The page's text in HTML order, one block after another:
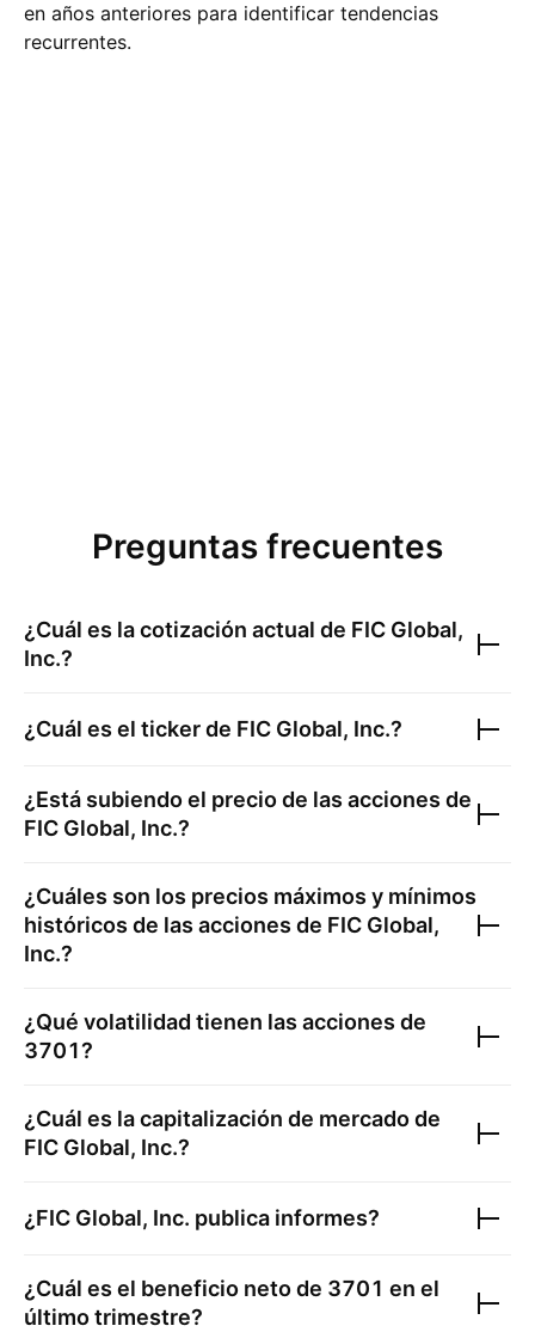
en años anteriores para identificar tendencias
recurrentes.
Preguntas frecuentes
¿Cuál es la cotización actual de FIC Global,
Inc.?
¿Cuál es el ticker de FIC Global, Inc.?
¿Está subiendo el precio de las acciones de
FIC Global, Inc.?
¿Cuáles son los precios máximos y mínimos
históricos de las acciones de FIC Global,
Inc.?
¿Qué volatilidad tienen las acciones de
3701?
¿Cuál es la capitalización de mercado de
FIC Global, Inc.?
¿FIC Global, Inc. publica informes?
¿Cuál es el beneficio neto de 3701 en el
último trimestre?